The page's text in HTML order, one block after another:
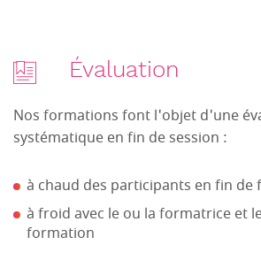
Évaluation
Nos formations font l'objet d'une
systématique en fin de session :
à chaud des participants en fin de
à froid avec le ou la formatrice et
formation